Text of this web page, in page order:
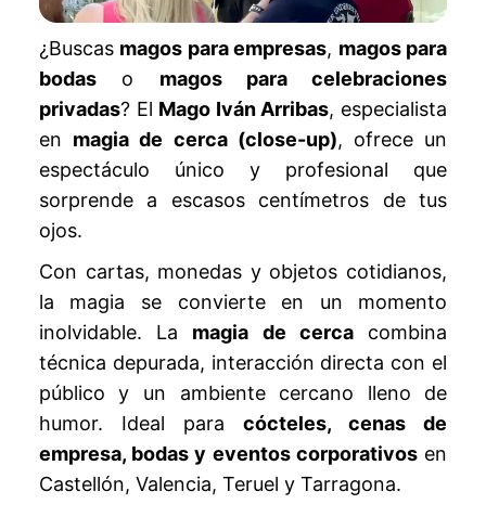
¿Buscas magos para empresas, magos para
bodaso magos para celebraciones
privadas? El Mago Iván Arribas, especialista
en magia de cerca (close-up), ofrece un
espectáculo único y profesional que
sorprende a escasos centímetros de tus
ojos.
Con cartas, monedas y objetos cotidianos,
la magia se convierte en un momento
inolvidable. La magia de cercacombina
técnica depurada, interacción directa con el
público y un ambiente cercano lleno de
humor. Ideal paracócteles, cenas de
empresa, bodas y eventos corporativosen
Castellón, Valencia, Teruel y Tarragona.